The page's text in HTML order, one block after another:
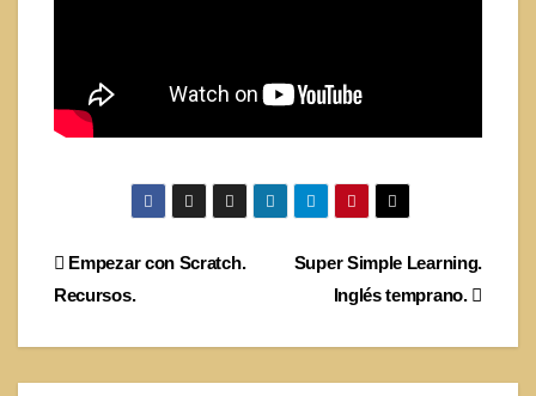
Navegación
Super Simple Learning.
Inglés temprano.
Empezar con Scratch.
Recursos.